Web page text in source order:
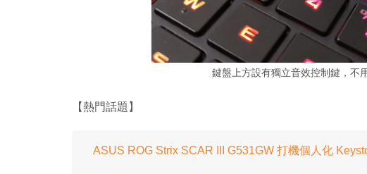
鍵盤上方設有獨立音效控制鍵，不
【熱門話題】
ASUS ROG Strix SCAR III G531GW 打機個人化